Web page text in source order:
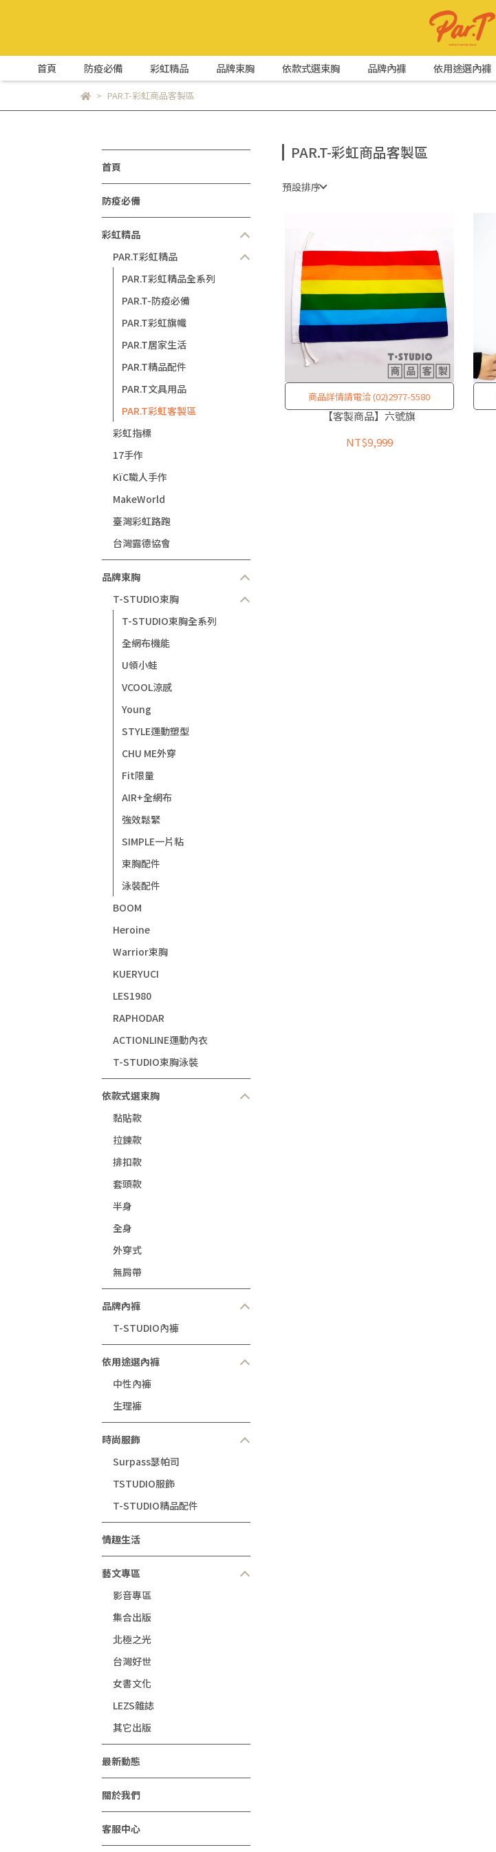
首頁 防疫必備 彩虹精品 品牌束胸 依款式選束胸 品牌內褲 依用途選內褲
PAR.T-彩虹商品客製區
首頁
防疫必備
彩虹精品
PAR.T彩虹精品
PAR.T彩虹精品全系列
PAR.T-防疫必備
PAR.T彩虹旗幟
PAR.T居家生活
PAR.T精品配件
PAR.T文具用品
PAR.T彩虹客製區
彩虹指標
17手作
KïC職人手作
MakeWorld
臺灣彩虹路跑
台灣露德協會
品牌束胸
T-STUDIO束胸
T-STUDIO束胸全系列
全網布機能
U領小蛙
VCOOL涼感
Young
STYLE運動塑型
CHU ME外穿
Fit限量
AIR+全網布
強效鬆緊
SIMPLE一片粘
束胸配件
泳裝配件
BOOM
Heroine
Warrior束胸
KUERYUCI
LES1980
RAPHODAR
ACTIONLINE運動內衣
T-STUDIO束胸泳裝
依款式選束胸
黏貼款
拉鍊款
排扣款
套頭款
半身
全身
外穿式
無肩帶
品牌內褲
T-STUDIO內褲
依用途選內褲
中性內褲
生理褲
時尚服飾
Surpass瑟帕司
TSTUDIO服飾
T-STUDIO精品配件
情趣生活
藝文專區
影音專區
集合出版
北極之光
台灣好世
女書文化
LEZS雜誌
其它出版
最新動態
關於我們
客服中心
PAR.T-彩虹商品客製區
預設排序
商品詳情請電洽 (02)2977-5580
【客製商品】六號旗
NT$9,999